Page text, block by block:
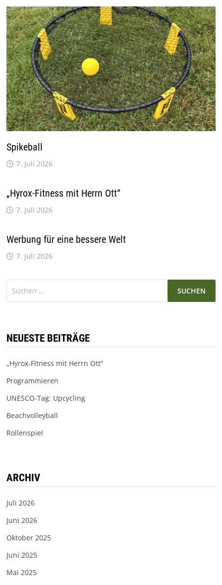
Spikeball
7. Juli 2026
„Hyrox-Fitness mit Herrn Ott“
7. Juli 2026
Werbung für eine bessere Welt
7. Juli 2026
NEUESTE BEITRÄGE
„Hyrox-Fitness mit Herrn Ott“
Programmieren
UNESCO-Tag: Upcycling
Beachvolleyball
Rollenspiel
ARCHIV
Juli 2026
Juni 2026
Oktober 2025
Juni 2025
Mai 2025